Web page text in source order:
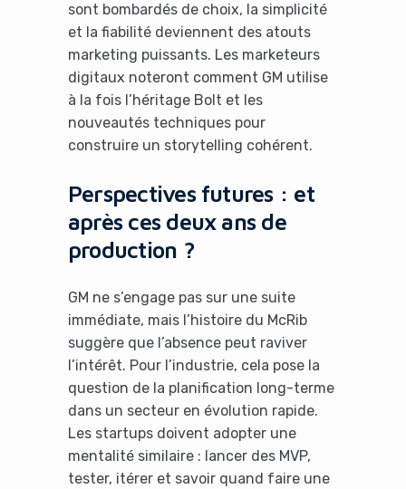
sont bombardés de choix, la simplicité
et la fiabilité deviennent des atouts
marketing puissants. Les marketeurs
digitaux noteront comment GM utilise
à la fois l’héritage Bolt et les
nouveautés techniques pour
construire un storytelling cohérent.
Perspectives futures : et
après ces deux ans de
production ?
GM ne s’engage pas sur une suite
immédiate, mais l’histoire du McRib
suggère que l’absence peut raviver
l’intérêt. Pour l’industrie, cela pose la
question de la planification long-terme
dans un secteur en évolution rapide.
Les startups doivent adopter une
mentalité similaire : lancer des MVP,
tester, itérer et savoir quand faire une